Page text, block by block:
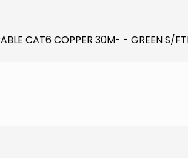
CAT6 COPPER 30M- - GREEN S/